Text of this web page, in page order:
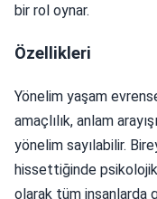
bir rol oynar.
Özellikleri
Yönelim yaşam
amaçlılık, anlam
yönelim sayılabilir.
hissettiğinde
olarak tüm insanlarda